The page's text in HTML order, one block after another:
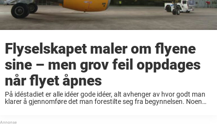
Flyselskapet maler om flyene
sine – men grov feil oppdages
når flyet åpnes
På idéstadiet er alle idéer gode idéer, alt avhenger av hvor godt man
klarer å gjennomføre det man forestilte seg fra begynnelsen. Noen